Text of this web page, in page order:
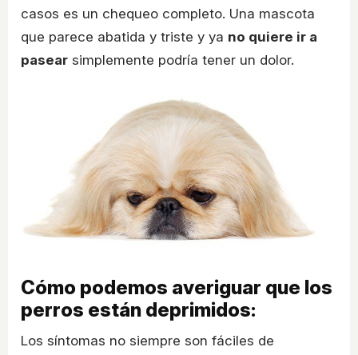
casos es un chequeo completo. Una mascota
que parece abatida y triste y ya no quiere ir a
pasear simplemente podría tener un dolor.
Cómo podemos averiguar que los
perros están deprimidos:
Los síntomas no siempre son fáciles de